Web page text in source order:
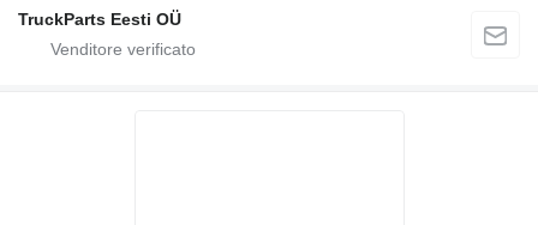
TruckParts Eesti OÜ